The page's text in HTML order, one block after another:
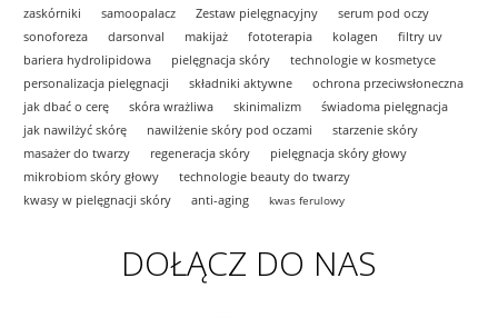
zaskórniki
samoopalacz Zestaw pielęgnacyjny
serum pod oczy
sonoforeza
darsonval makijaż fototerapia kolagen
filtry uv
bariera hydrolipidowa
pielęgnacja skóry
technologie w kosmetyce
personalizacja pielęgnacji
składniki aktywne
ochrona przeciwsłoneczna
jak dbać o cerę
skóra wrażliwa skinimalizm
świadoma pielęgnacja
jak nawilżyć skórę
nawilżenie skóry pod oczami
starzenie skóry
masażer do twarzy
regeneracja skóry
pielęgnacja skóry głowy
mikrobiom skóry głowy
technologie beauty do twarzy
kwasy w pielęgnacji skóry
anti-aging kwas ferulowy
DOŁĄCZ DO NAS